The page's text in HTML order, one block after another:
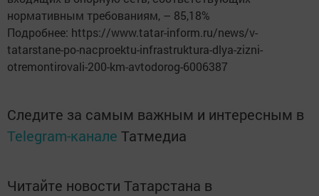
нормативным требованиям, – 85,18%
Подробнее: https://www.tatar-inform.ru/news/v-
tatarstane-po-nacproektu-infrastruktura-dlya-zizni-
otremontirovali-200-km-avtodorog-6006387
Следите за самым важным и интересным в
Telegram-канале Татмедиа
Читайте новости Татарстана в